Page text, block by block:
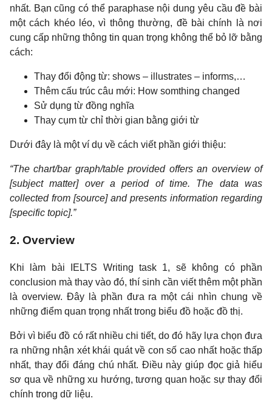
nhất. Bạn cũng có thể paraphase nội dung yêu cầu đề bài
một cách khéo léo, vì thông thường, đề bài chính là nơi
cung cấp những thông tin quan trọng không thể bỏ lỡ bằng
cách:
Thay đổi động từ: shows – illustrates – informs,…
Thêm cấu trúc câu mới: How somthing changed
Sử dụng từ đồng nghĩa
Thay cụm từ chỉ thời gian bằng giới từ
Dưới đây là một ví dụ về cách viết phần giới thiệu:
“The chart/bar graph/table provided offers an overview of
[subject matter] over a period of time. The data was
collected from [source] and presents information regarding
[specific topic].”
2. Overview
Khi làm bài IELTS Writing task 1, sẽ không có phần
conclusion mà thay vào đó, thí sinh cần viết thêm một phần
là overview. Đây là phần đưa ra một cái nhìn chung về
những điểm quan trọng nhất trong biểu đồ hoặc đồ thị.
Bởi vì biểu đồ có rất nhiều chi tiết, do đó hãy lựa chọn đưa
ra những nhận xét khái quát về con số cao nhất hoặc thấp
nhất, thay đổi đáng chú nhất. Điều này giúp đọc giả hiểu
sơ qua về những xu hướng, tương quan hoặc sự thay đổi
chính trong dữ liệu.